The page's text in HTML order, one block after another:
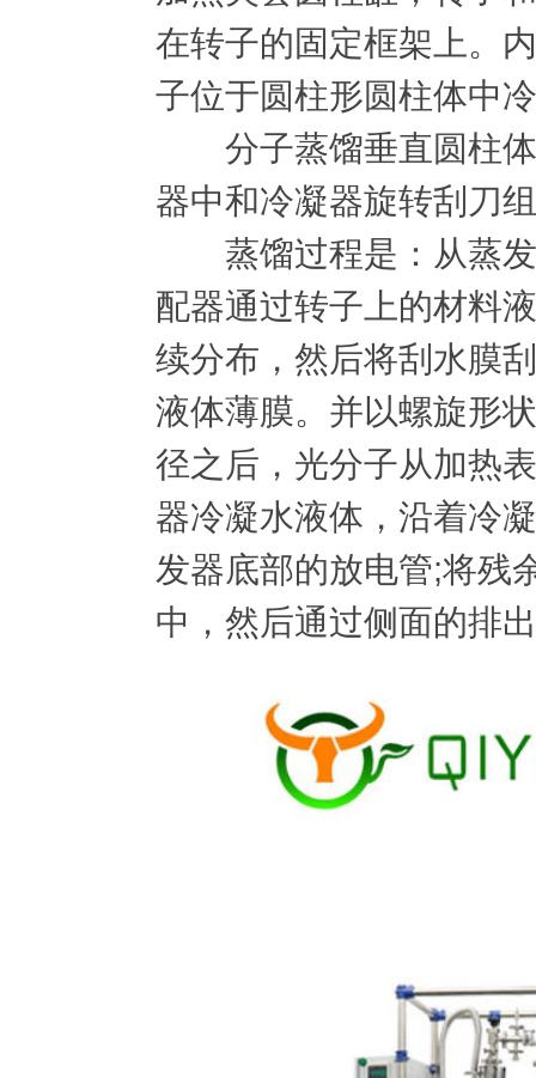
在转子的固定框架上。
子位于圆柱形圆柱体中
分子蒸馏垂直圆柱体
器中和冷凝器旋转刮刀
蒸馏过程是：从蒸发
配器通过转子上的材料
续分布，然后将刮水膜
液体薄膜。并以螺旋形
径之后，光分子从加热
器冷凝水液体，沿着冷
发器底部的放电管;将残
中，然后通过侧面的排